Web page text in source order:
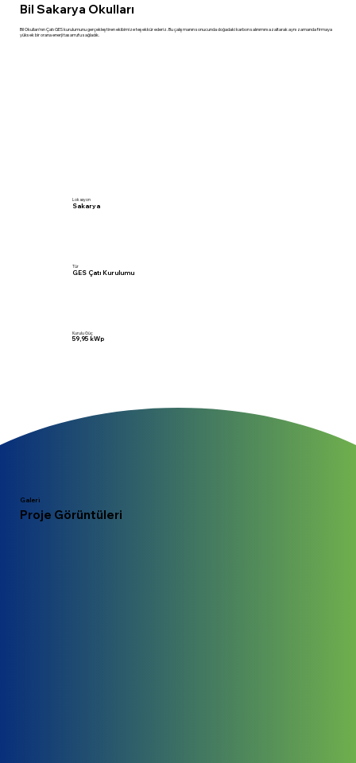
Lokasyon
Sakarya
Tür
GES Çatı Kurulumu
Kurulu Güç
59,95 kWp
Bil Sakarya Okulları
Bil Okulları'nın Çatı GES kurulumunu gerçekleştiren ekibimize teşekkür ederiz. Bu çalışmanın sonucunda doğadaki karbon salınımını azaltarak aynı zamanda firmaya
yüksek bir orana enerji tasarrufu sağladık.
Proje Görüntüleri
Galeri